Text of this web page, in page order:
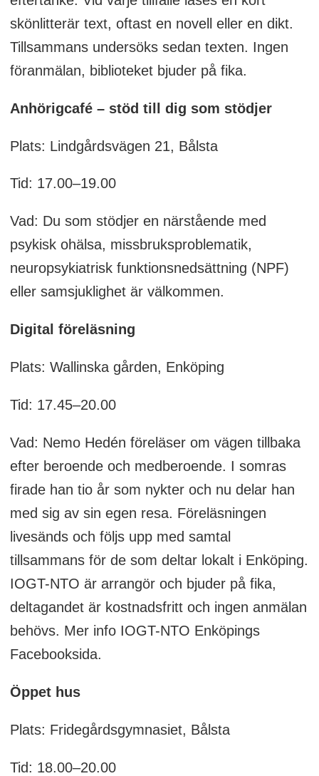
skönlitterär text, oftast en novell eller en dikt.
Tillsammans undersöks sedan texten. Ingen
föranmälan, biblioteket bjuder på fika.
Anhörigcafé – stöd till dig som stödjer
Plats: Lindgårdsvägen 21, Bålsta
Tid: 17.00–19.00
Vad: Du som stödjer en närstående med
psykisk ohälsa, missbruksproblematik,
neuropsykiatrisk funktionsnedsättning (NPF)
eller samsjuklighet är välkommen.
Digital föreläsning
Plats: Wallinska gården, Enköping
Tid: 17.45–20.00
Vad: Nemo Hedén föreläser om vägen tillbaka
efter beroende och medberoende. I somras
firade han tio år som nykter och nu delar han
med sig av sin egen resa. Föreläsningen
livesänds och följs upp med samtal
tillsammans för de som deltar lokalt i Enköping.
IOGT-NTO är arrangör och bjuder på fika,
deltagandet är kostnadsfritt och ingen anmälan
behövs. Mer info IOGT-NTO Enköpings
Facebooksida.
Öppet hus
Plats: Fridegårdsgymnasiet, Bålsta
Tid: 18.00–20.00